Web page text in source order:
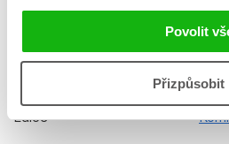
Povolit
Přizpůsobit
Původní jazyk
EAN
6
Edice